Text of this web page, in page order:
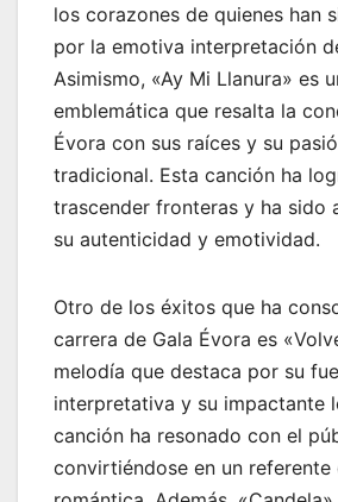
los corazones de quienes han
por la emotiva interpretación
Asimismo, «Ay Mi Llanura» es
emblemática que resalta la
Évora con sus raíces y su
tradicional. Esta canción ha
trascender fronteras y ha sido
su autenticidad y emotividad.
Otro de los éxitos que ha
carrera de Gala Évora es
melodía que destaca por su
interpretativa y su impactante
canción ha resonado con el
convirtiéndose en un referente